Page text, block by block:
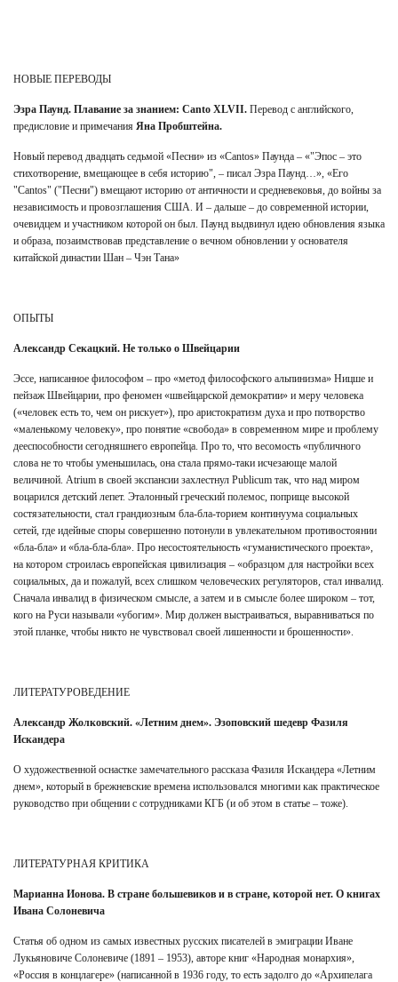
НОВЫЕ ПЕРЕВОДЫ
Эзра Паунд. Плавание за знанием: Canto XLVII. Перевод с английского,
предисловие и примечания Яна Пробштейна.
Новый перевод двадцать седьмой «Песни» из «Cantos» Паунда – «"Эпос – это
стихотворение, вмещающее в себя историю", – писал Эзра Паунд…», «Его
"Cantos" ("Песни") вмещают историю от античности и средневековья, до войны за
независимость и провозглашения США. И – дальше – до современной истории,
очевидцем и участником которой он был. Паунд выдвинул идею обновления языка
и образа, позаимствовав представление о вечном обновлении у основателя
китайской династии Шан – Чэн Тана»
ОПЫТЫ
Александр Секацкий. Не только о Швейцарии
Эссе, написанное философом – про «метод философского альпинизма» Ницше и
пейзаж Швейцарии, про феномен «швейцарской демократии» и меру человека
(«человек есть то, чем он рискует»), про аристократизм духа и про потворство
«маленькому человеку», про понятие «свобода» в современном мире и проблему
дееспособности сегодняшнего европейца. Про то, что весомость «публичного
слова не то чтобы уменьшилась, она стала прямо-таки исчезающе малой
величиной. Atrium в своей экспансии захлестнул Publicum так, что над миром
воцарился детский лепет. Эталонный греческий полемос, поприще высокой
состязательности, стал грандиозным бла-бла-торием континуума социальных
сетей, где идейные споры совершенно потонули в увлекательном противостоянии
«бла-бла» и «бла-бла-бла». Про несостоятельность «гуманистического проекта»,
на котором строилась европейская цивилизация – «образцом для настройки всех
социальных, да и пожалуй, всех слишком человеческих регуляторов, стал инвалид.
Сначала инвалид в физическом смысле, а затем и в смысле более широком – тот,
кого на Руси называли «убогим». Мир должен выстраиваться, выравниваться по
этой планке, чтобы никто не чувствовал своей лишенности и брошенности».
ЛИТЕРАТУРОВЕДЕНИЕ
Александр Жолковский. «Летним днем». Эзоповский шедевр Фазиля
Искандера
О художественной оснастке замечательного рассказа Фазиля Искандера «Летним
днем», который в брежневские времена использовался многими как практическое
руководство при общении с сотрудниками КГБ (и об этом в статье – тоже).
ЛИТЕРАТУРНАЯ КРИТИКА
Марианна Ионова. В стране большевиков и в стране, которой нет. О книгах
Ивана Солоневича
Статья об одном из самых известных русских писателей в эмиграции Иване
Лукьяновиче Солоневиче (1891 – 1953), авторе книг «Народная монархия»,
«Россия в концлагере» (написанной в 1936 году, то есть задолго до «Архипелага